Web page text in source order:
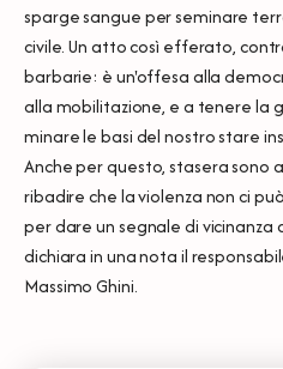
sparge sangue per seminare
civile. Un atto così efferato,
barbarie: è un'offesa alla
alla mobilitazione, e a tenere la
minare le basi del nostro stare
Anche per questo, stasera sono
ribadire che la violenza non ci
per dare un segnale di
dichiara in una nota il
Massimo Ghini.